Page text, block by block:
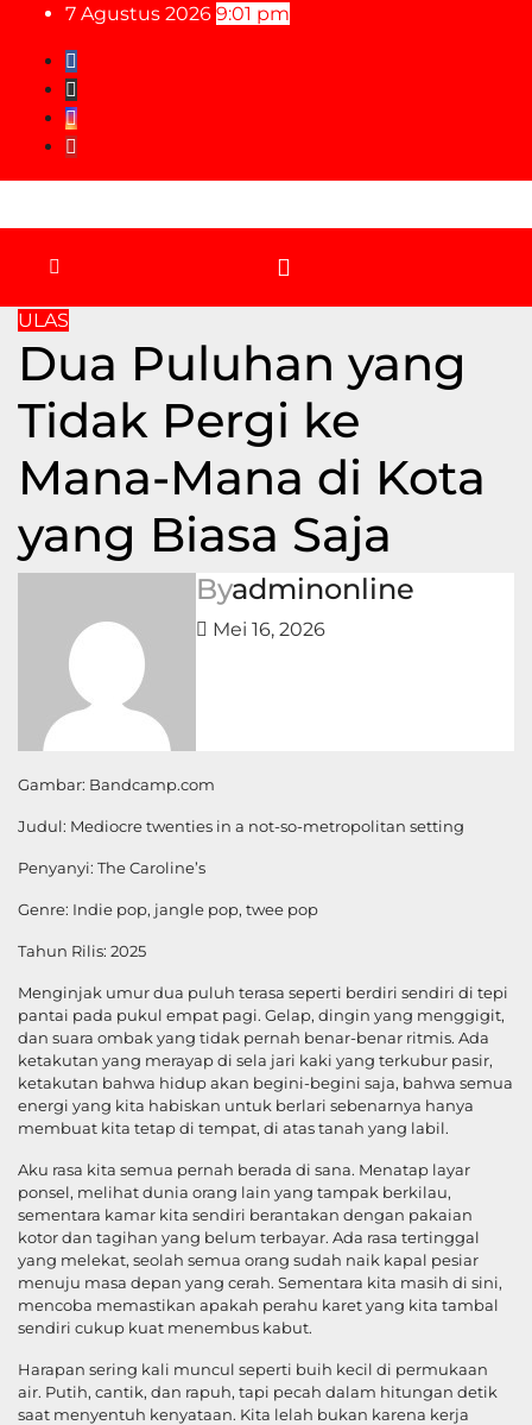
content
7 Agustus 2026 9:01 pm
ULAS
Dua Puluhan yang
Tidak Pergi ke
Mana-Mana di Kota
yang Biasa Saja
Byadminonline
Mei 16, 2026
Gambar: Bandcamp.com
Judul: Mediocre twenties in a not-so-metropolitan setting
Penyanyi: The Caroline’s
Genre: Indie pop, jangle pop, twee pop
Tahun Rilis: 2025
Menginjak umur dua puluh terasa seperti berdiri sendiri di tepi
pantai pada pukul empat pagi. Gelap, dingin yang menggigit,
dan suara ombak yang tidak pernah benar-benar ritmis. Ada
ketakutan yang merayap di sela jari kaki yang terkubur pasir,
ketakutan bahwa hidup akan begini-begini saja, bahwa semua
energi yang kita habiskan untuk berlari sebenarnya hanya
membuat kita tetap di tempat, di atas tanah yang labil.
Aku rasa kita semua pernah berada di sana. Menatap layar
ponsel, melihat dunia orang lain yang tampak berkilau,
sementara kamar kita sendiri berantakan dengan pakaian
kotor dan tagihan yang belum terbayar. Ada rasa tertinggal
yang melekat, seolah semua orang sudah naik kapal pesiar
menuju masa depan yang cerah. Sementara kita masih di sini,
mencoba memastikan apakah perahu karet yang kita tambal
sendiri cukup kuat menembus kabut.
Harapan sering kali muncul seperti buih kecil di permukaan
air. Putih, cantik, dan rapuh, tapi pecah dalam hitungan detik
saat menyentuh kenyataan. Kita lelah bukan karena kerja